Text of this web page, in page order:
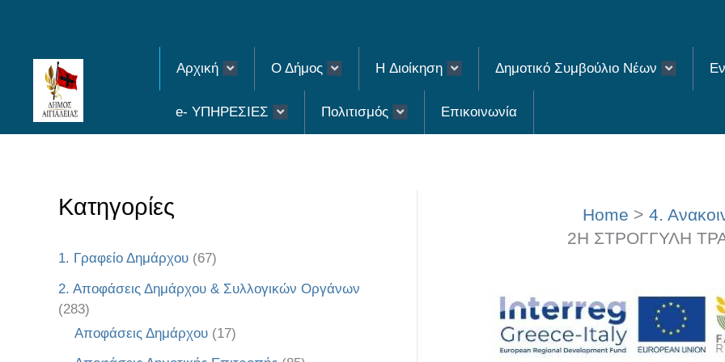
content
Αρχική Ο Δήμος H Διοίκηση Δημοτικό Συμβούλιο Νέων
e- ΥΠΗΡΕΣΙΕΣ Πολιτισμός Επικοινωνία
Κατηγορίες
1. Γραφείο Δημάρχου (67)
2. Αποφάσεις Δημάρχου & Συλλογικών Οργάνων
(283)
Αποφάσεις Δημάρχου (17)
Home 4.
2Η ΣΤΡΟΓΓΥΛΗ